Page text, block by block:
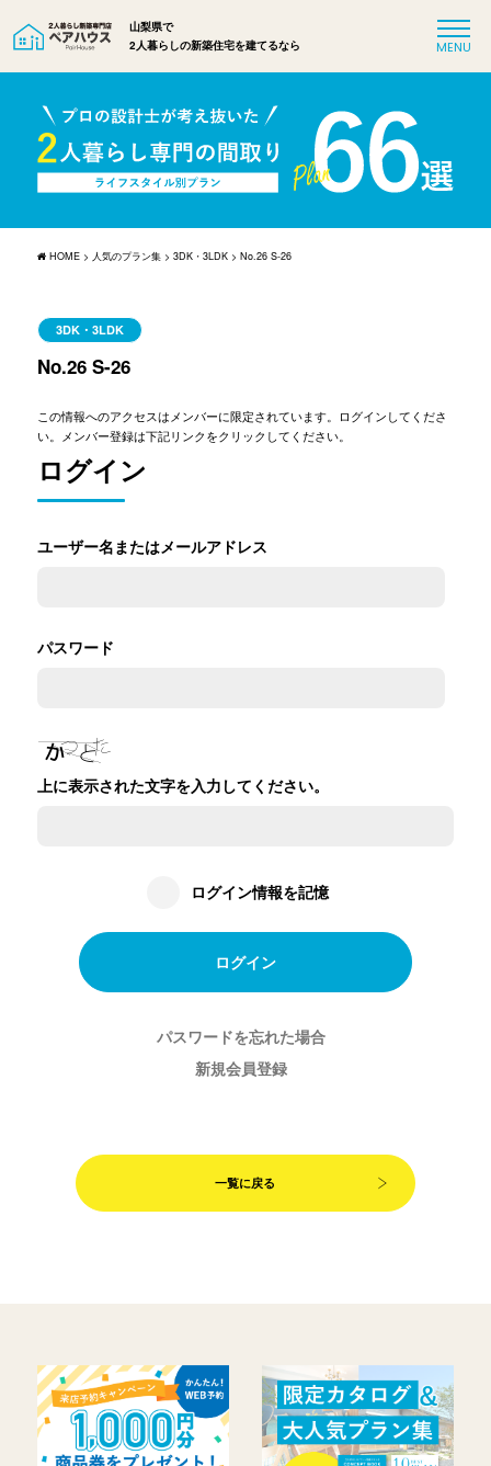
山梨県で
2人暮らしの新築住宅を建てるなら
HOME > 人気のプラン集 >3DK・3LDK >No.26 S-26
3DK・3LDK
No.26 S-26
この情報へのアクセスはメンバーに限定されています。ログインしてくださ
い。メンバー登録は下記リンクをクリックしてください。
ログイン
ユーザー名またはメールアドレス
パスワード
上に表示された文字を入力してください。
ログイン情報を記憶
パスワードを忘れた場合
新規会員登録
一覧に戻る